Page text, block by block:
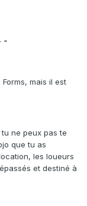
"
mais il est
ne peux pas te
que tu as
les loueurs
et destiné à